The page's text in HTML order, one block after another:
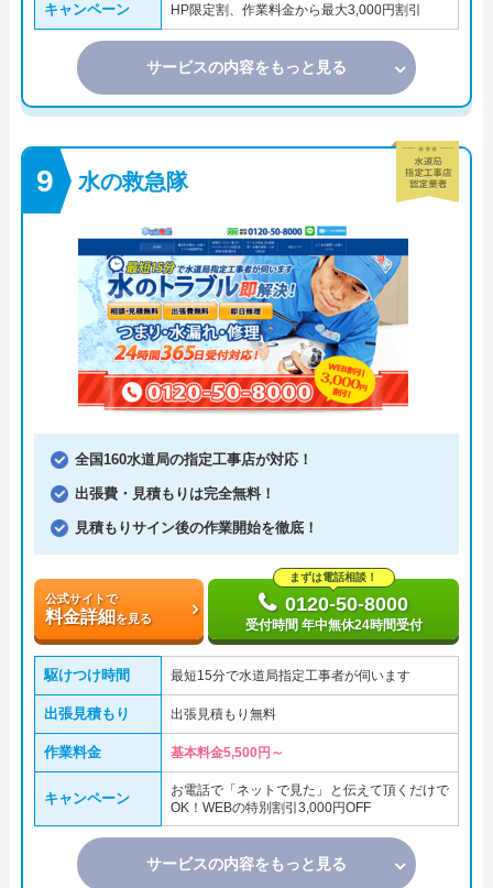
キャンペーン HP限定割、作業料金から最大3,000円割引
サービスの内容をもっと見る
水の救急隊
全国160水道局の指定工事店が対応！
出張費・見積もりは完全無料！
見積もりサイン後の作業開始を徹底！
公式サイトで
料金詳細を見る
まずは電話相談！
0120-50-8000
受付時間 年中無休24時間受付
駆けつけ時間 最短15分で水道局指定工事者が伺います
出張見積もり 出張見積もり無料
作業料金 基本料金5,500円～
キャンペーン
お電話で「ネットで見た」と伝えて頂くだけで
OK！WEBの特別割引3,000円OFF
サービスの内容をもっと見る